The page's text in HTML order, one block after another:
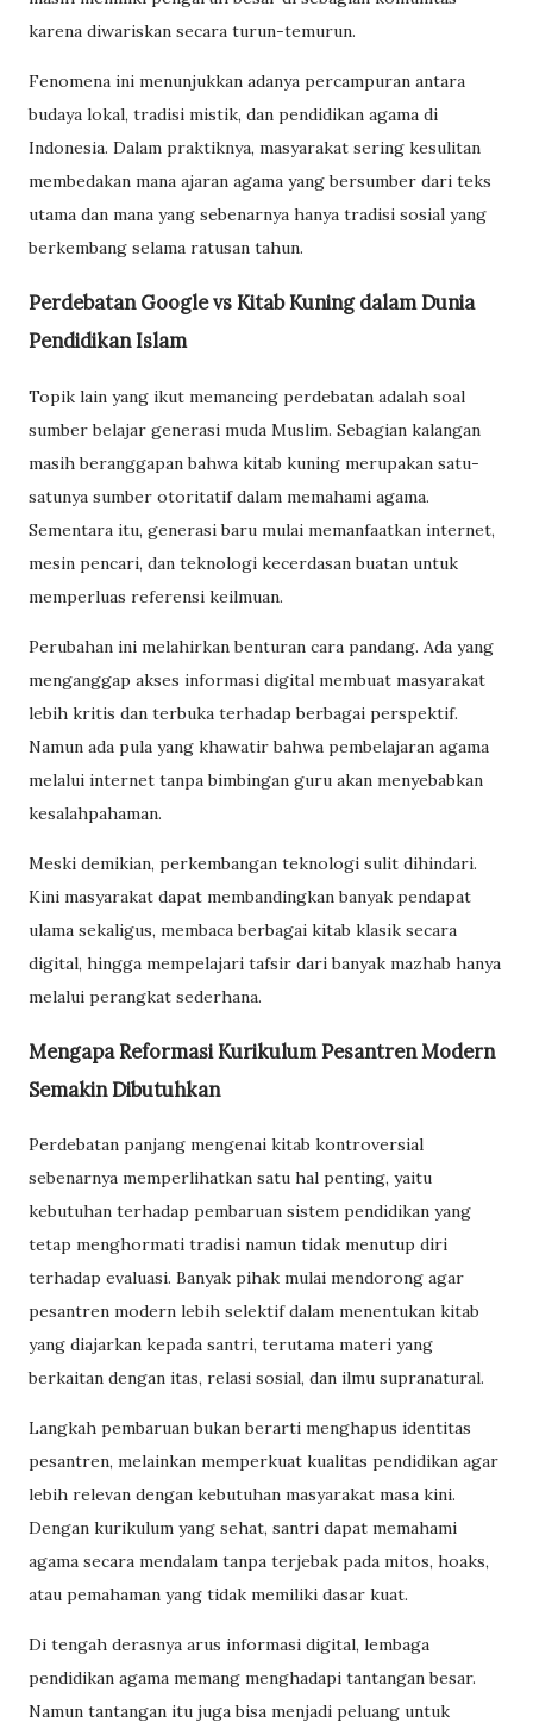
karena diwariskan secara turun-temurun.
Fenomena ini menunjukkan adanya percampuran antara
budaya lokal, tradisi mistik, dan pendidikan agama di
Indonesia. Dalam praktiknya, masyarakat sering kesulitan
membedakan mana ajaran agama yang bersumber dari teks
utama dan mana yang sebenarnya hanya tradisi sosial yang
berkembang selama ratusan tahun.
Perdebatan Google vs Kitab Kuning dalam Dunia
Pendidikan Islam
Topik lain yang ikut memancing perdebatan adalah soal
sumber belajar generasi muda Muslim. Sebagian kalangan
masih beranggapan bahwa kitab kuning merupakan satu-
satunya sumber otoritatif dalam memahami agama.
Sementara itu, generasi baru mulai memanfaatkan internet,
mesin pencari, dan teknologi kecerdasan buatan untuk
memperluas referensi keilmuan.
Perubahan ini melahirkan benturan cara pandang. Ada yang
menganggap akses informasi digital membuat masyarakat
lebih kritis dan terbuka terhadap berbagai perspektif.
Namun ada pula yang khawatir bahwa pembelajaran agama
melalui internet tanpa bimbingan guru akan menyebabkan
kesalahpahaman.
Meski demikian, perkembangan teknologi sulit dihindari.
Kini masyarakat dapat membandingkan banyak pendapat
ulama sekaligus, membaca berbagai kitab klasik secara
digital, hingga mempelajari tafsir dari banyak mazhab hanya
melalui perangkat sederhana.
Mengapa Reformasi Kurikulum Pesantren Modern
Semakin Dibutuhkan
Perdebatan panjang mengenai kitab kontroversial
sebenarnya memperlihatkan satu hal penting, yaitu
kebutuhan terhadap pembaruan sistem pendidikan yang
tetap menghormati tradisi namun tidak menutup diri
terhadap evaluasi. Banyak pihak mulai mendorong agar
pesantren modern lebih selektif dalam menentukan kitab
yang diajarkan kepada santri, terutama materi yang
berkaitan dengan itas, relasi sosial, dan ilmu supranatural.
Langkah pembaruan bukan berarti menghapus identitas
pesantren, melainkan memperkuat kualitas pendidikan agar
lebih relevan dengan kebutuhan masyarakat masa kini.
Dengan kurikulum yang sehat, santri dapat memahami
agama secara mendalam tanpa terjebak pada mitos, hoaks,
atau pemahaman yang tidak memiliki dasar kuat.
Di tengah derasnya arus informasi digital, lembaga
pendidikan agama memang menghadapi tantangan besar.
Namun tantangan itu juga bisa menjadi peluang untuk